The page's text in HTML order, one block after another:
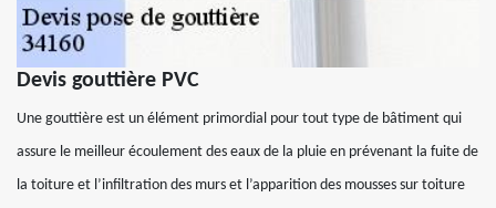
Devis gouttière PVC
Une gouttière est un élément primordial pour tout type de bâtiment qui
assure le meilleur écoulement des eaux de la pluie en prévenant la fuite de
la toiture et l’infiltration des murs et l’apparition des mousses sur toiture